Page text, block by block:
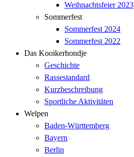
Weihnachtsfeier 2023
Sommerfest
Sommerfest 2024
Sommerfest 2022
Das Kooikerhondje
Geschichte
Rassestandard
Kurzbeschreibung
Sportliche Aktivitäten
Welpen
Baden-Württemberg
Bayern
Berlin